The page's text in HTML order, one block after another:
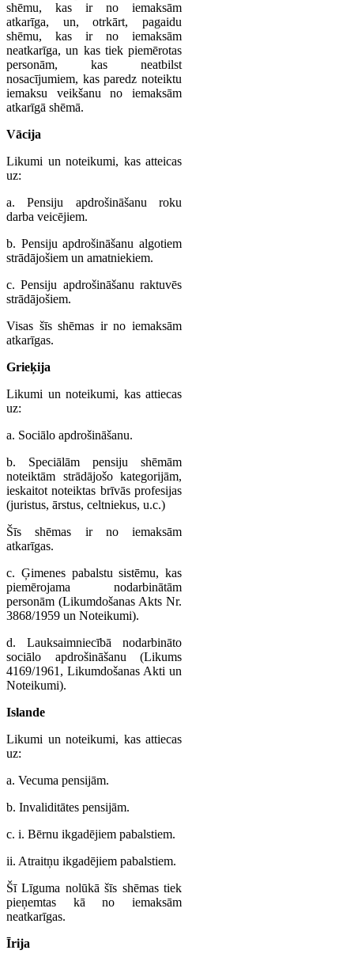
shēmu, kas ir no iemaksām
atkarīga, un, otrkārt, pagaidu
shēmu, kas ir no iemaksām
neatkarīga, un kas tiek piemērotas
personām, kas neatbilst
nosacījumiem, kas paredz noteiktu
iemaksu veikšanu no iemaksām
atkarīgā shēmā.
Vācija
Likumi un noteikumi, kas atteicas
uz:
a. Pensiju apdrošināšanu roku
darba veicējiem.
b. Pensiju apdrošināšanu algotiem
strādājošiem un amatniekiem.
c. Pensiju apdrošināšanu raktuvēs
strādājošiem.
Visas šīs shēmas ir no iemaksām
atkarīgas.
Grieķija
Likumi un noteikumi, kas attiecas
uz:
a. Sociālo apdrošināšanu.
b. Speciālām pensiju shēmām
noteiktām strādājošo kategorijām,
ieskaitot noteiktas brīvās profesijas
(juristus, ārstus, celtniekus, u.c.)
Šīs shēmas ir no iemaksām
atkarīgas.
c. Ģimenes pabalstu sistēmu, kas
piemērojama nodarbinātām
personām (Likumdošanas Akts Nr.
3868/1959 un Noteikumi).
d. Lauksaimniecībā nodarbināto
sociālo apdrošināšanu (Likums
4169/1961, Likumdošanas Akti un
Noteikumi).
Islande
Likumi un noteikumi, kas attiecas
uz:
a. Vecuma pensijām.
b. Invaliditātes pensijām.
c. i. Bērnu ikgadējiem pabalstiem.
ii. Atraitņu ikgadējiem pabalstiem.
Šī Līguma nolūkā šīs shēmas tiek
pieņemtas kā no iemaksām
neatkarīgas.
Īrija